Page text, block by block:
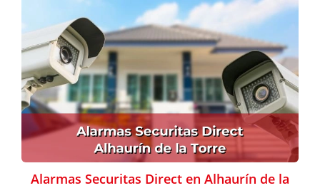
Alarmas Securitas Direct en Alhaurín de la